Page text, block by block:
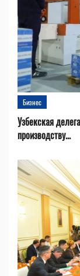
Бизнес
Узбекская
производству...